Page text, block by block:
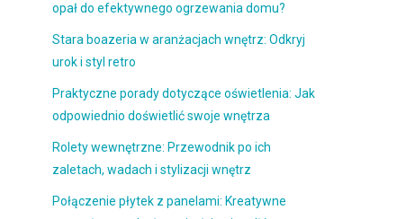
opał do efektywnego ogrzewania domu?
Stara boazeria w aranżacjach wnętrz: Odkryj
urok i styl retro
Praktyczne porady dotyczące oświetlenia: Jak
odpowiednio doświetlić swoje wnętrza
Rolety wewnętrzne: Przewodnik po ich
zaletach, wadach i stylizacji wnętrz
Połączenie płytek z panelami: Kreatywne